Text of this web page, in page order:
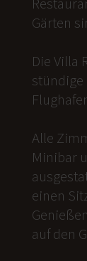
Gärten
Die Villa
Alle
Minibar
einen
auf den